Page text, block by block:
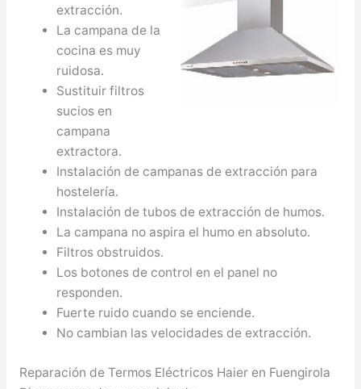
extracción.
La campana de la
cocina es muy
ruidosa.
Sustituir filtros
sucios en
campana
extractora.
Instalación de campanas de extracción para
hostelería.
Instalación de tubos de extracción de humos.
La campana no aspira el humo en absoluto.
Filtros obstruidos.
Los botones de control en el panel no
responden.
Fuerte ruido cuando se enciende.
No cambian las velocidades de extracción.
Reparación de Termos Eléctricos Haier en Fuengirola